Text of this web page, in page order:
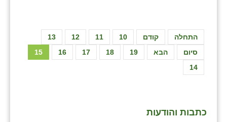
התחלה קודם 10
11
12
13
14
15 16 17 18 19 הבא סיום
כתבות והודעות